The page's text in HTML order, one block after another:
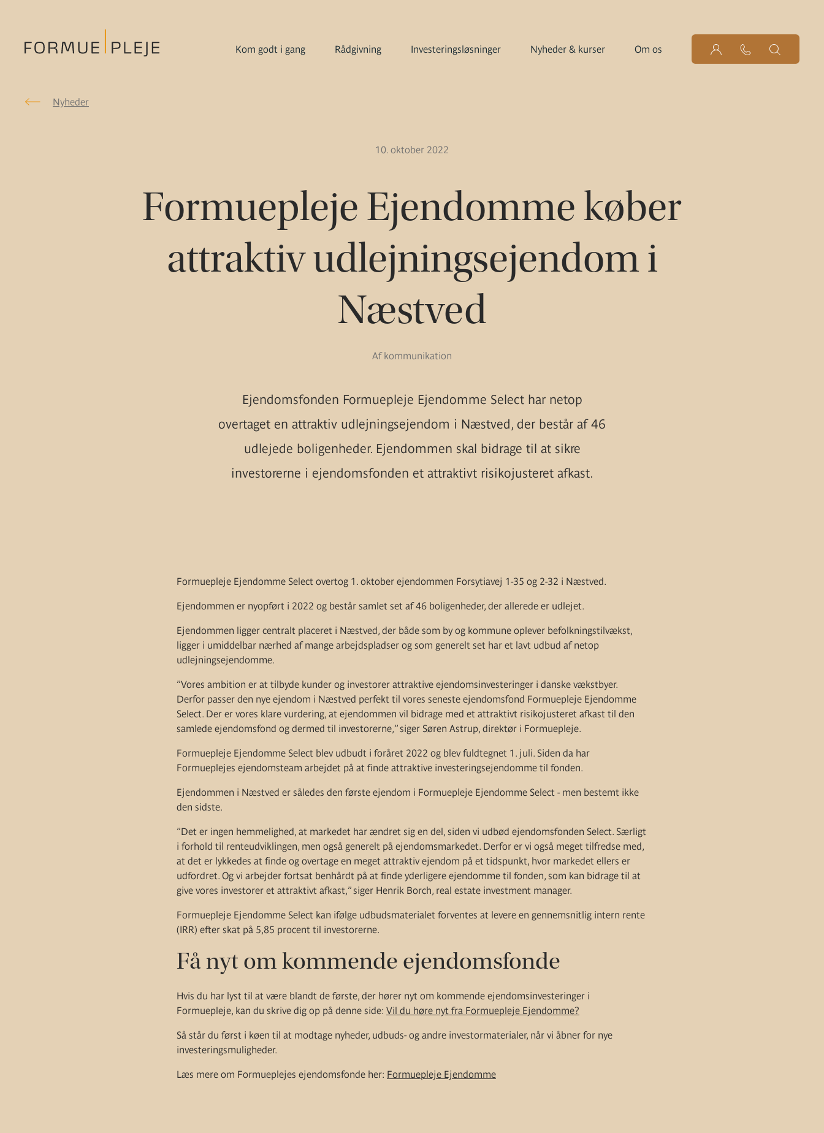
Kom godt i gang Rådgivning Investeringsløsninger Nyheder & kurser Om os
Nyheder
10. oktober 2022
Formuepleje Ejendomme køber
attraktiv udlejningsejendom i
Næstved
Af kommunikation
Ejendomsfonden Formuepleje Ejendomme Select har netop
overtaget en attraktiv udlejningsejendom i Næstved, der består af 46
udlejede boligenheder. Ejendommen skal bidrage til at sikre
investorerne i ejendomsfonden et attraktivt risikojusteret afkast.
Formuepleje Ejendomme Select overtog 1. oktober ejendommen Forsytiavej 1-35 og 2-32 i Næstved.
Ejendommen er nyopført i 2022 og består samlet set af 46 boligenheder, der allerede er udlejet.
Ejendommen ligger centralt placeret i Næstved, der både som by og kommune oplever befolkningstilvækst,
ligger i umiddelbar nærhed af mange arbejdspladser og som generelt set har et lavt udbud af netop
udlejningsejendomme.
”Vores ambition er at tilbyde kunder og investorer attraktive ejendomsinvesteringer i danske vækstbyer.
Derfor passer den nye ejendom i Næstved perfekt til vores seneste ejendomsfond Formuepleje Ejendomme
Select. Der er vores klare vurdering, at ejendommen vil bidrage med et attraktivt risikojusteret afkast til den
samlede ejendomsfond og dermed til investorerne,” siger Søren Astrup, direktør i Formuepleje.
Formuepleje Ejendomme Select blev udbudt i foråret 2022 og blev fuldtegnet 1. juli. Siden da har
Formueplejes ejendomsteam arbejdet på at finde attraktive investeringsejendomme til fonden.
Ejendommen i Næstved er således den første ejendom i Formuepleje Ejendomme Select - men bestemt ikke
den sidste.
”Det er ingen hemmelighed, at markedet har ændret sig en del, siden vi udbød ejendomsfonden Select. Særligt
i forhold til renteudviklingen, men også generelt på ejendomsmarkedet. Derfor er vi også meget tilfredse med,
at det er lykkedes at finde og overtage en meget attraktiv ejendom på et tidspunkt, hvor markedet ellers er
udfordret. Og vi arbejder fortsat benhårdt på at finde yderligere ejendomme til fonden, som kan bidrage til at
give vores investorer et attraktivt afkast,” siger Henrik Borch, real estate investment manager.
Formuepleje Ejendomme Select kan ifølge udbudsmaterialet forventes at levere en gennemsnitlig intern rente
(IRR) efter skat på 5,85 procent til investorerne.
Få nyt om kommende ejendomsfonde
Hvis du har lyst til at være blandt de første, der hører nyt om kommende ejendomsinvesteringer i
Formuepleje, kan du skrive dig op på denne side: Vil du høre nyt fra Formuepleje Ejendomme?
Så står du først i køen til at modtage nyheder, udbuds- og andre investormaterialer, når vi åbner for nye
investeringsmuligheder.
Læs mere om Formueplejes ejendomsfonde her: Formuepleje Ejendomme